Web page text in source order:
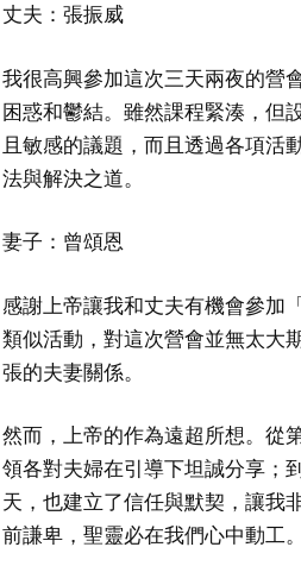
丈夫：張振威
我很高興參加這次三天兩夜的營
困惑和鬱結。雖然課程緊湊，但
且敏感的議題，而且透過各項活
法與解決之道。
妻子：曾頌恩
感謝上帝讓我和丈夫有機會參加
類似活動，對這次營會並無太大
張的夫妻關係。
然而，上帝的作為遠超所想。從
領各對夫婦在引導下坦誠分享；
天，也建立了信任與默契，讓我
前謙卑，聖靈必在我們心中動工。